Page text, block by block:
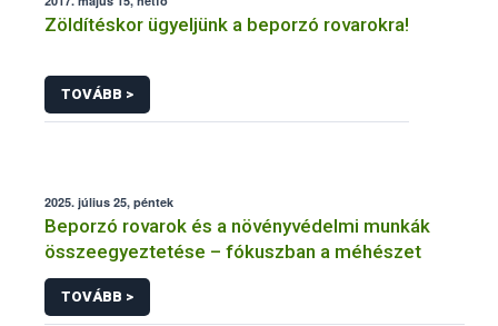
Zöldítéskor ügyeljünk a beporzó rovarokra!
TOVÁBB >
2025. július 25, péntek
Beporzó rovarok és a növényvédelmi munkák
összeegyeztetése – fókuszban a méhészet
TOVÁBB >